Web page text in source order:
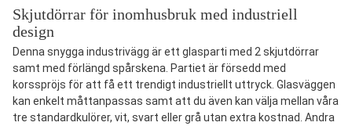
Skjutdörrar för inomhusbruk med industriell
design
Denna snygga industrivägg är ett glasparti med 2 skjutdörrar
samt med förlängd spårskena. Partiet är försedd med
korsspröjs för att få ett trendigt industriellt uttryck. Glasväggen
kan enkelt måttanpassas samt att du även kan välja mellan våra
tre standardkulörer, vit, svart eller grå utan extra kostnad. Andra